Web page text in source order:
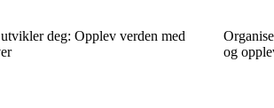
deg: Opplev verden med
og